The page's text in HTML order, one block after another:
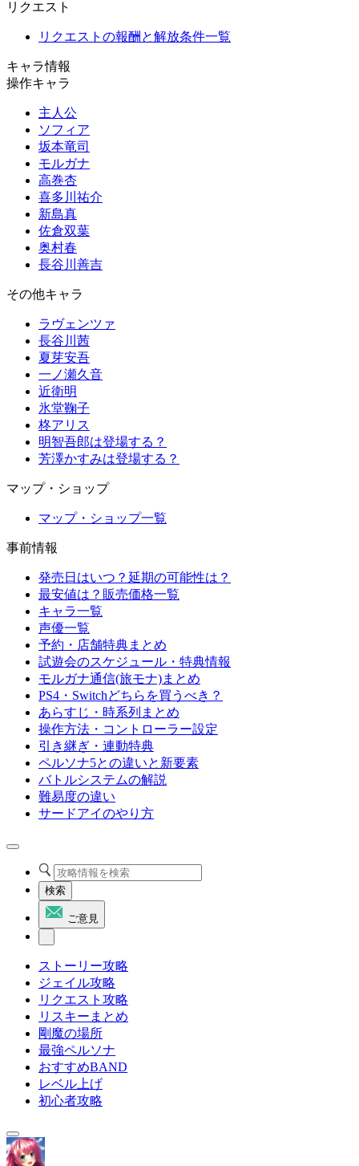
リクエスト
リクエストの報酬と解放条件一覧
キャラ情報
操作キャラ
主人公
ソフィア
坂本竜司
モルガナ
高巻杏
喜多川祐介
新島真
佐倉双葉
奥村春
長谷川善吉
その他キャラ
ラヴェンツァ
長谷川茜
夏芽安吾
一ノ瀬久音
近衛明
氷堂鞠子
柊アリス
明智吾郎は登場する？
芳澤かすみは登場する？
マップ・ショップ
マップ・ショップ一覧
事前情報
発売日はいつ？延期の可能性は？
最安値は？販売価格一覧
キャラ一覧
声優一覧
予約・店舗特典まとめ
試遊会のスケジュール・特典情報
モルガナ通信(旅モナ)まとめ
PS4・Switchどちらを買うべき？
あらすじ・時系列まとめ
操作方法・コントローラー設定
引き継ぎ・連動特典
ペルソナ5との違いと新要素
バトルシステムの解説
難易度の違い
サードアイのやり方
検索
ご意見
ストーリー攻略
ジェイル攻略
リクエスト攻略
リスキーまとめ
剛魔の場所
最強ペルソナ
おすすめBAND
レベル上げ
初心者攻略